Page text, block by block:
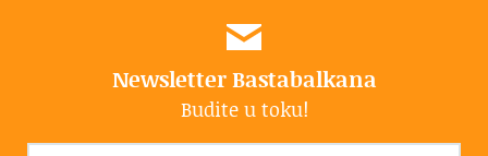
Newsletter Bastabalkana
Budite u toku!